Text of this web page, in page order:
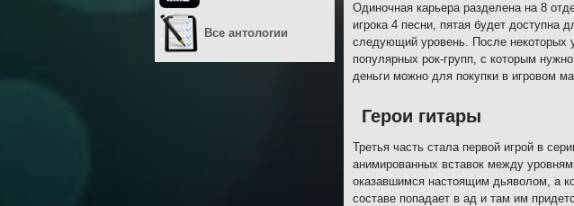
Одиночная карьера разделена на 8
игрока 4 песни, пятая будет доступна
следующий уровень. После некоторых
популярных рок-групп, с которым
деньги можно для покупки в игровом
Герои гитары
Третья часть стала первой игрой в
анимированных вставок между
оказавшимся настоящим дьяволом, а
составе попадает в ад и там им
Все антологии